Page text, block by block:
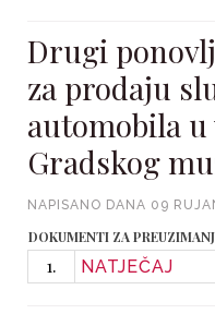
Drugi
za prodaju
automobila
Gradskog
NAPISANO DANA 09
DOKUMENTI ZA
1. NATJEČAJ